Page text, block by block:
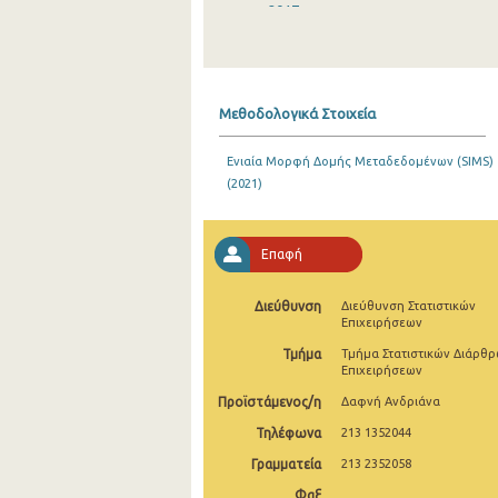
2017
2013
Μεθοδολογικά Στοιχεία
Ενιαία Μορφή Δομής Μεταδεδομένων (SIMS)
(2021)
Επαφή
Διεύθυνση
Διεύθυνση Στατιστικών
Επιχειρήσεων
Τμήμα
Τμήμα Στατιστικών
Επιχειρήσεων
Προϊστάμενος/η Δαφνή Ανδριάνα
Τηλέφωνα 213 1352044
Γραμματεία 213 2352058